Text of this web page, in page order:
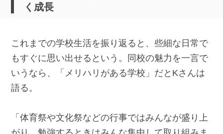
く成長
これまでの学校生活を振り返ると、些細な日常で
もすぐに思い出せるという。同校の魅力を一言で
いうなら、「メリハリがある学校」だとKさんは
語る。
「体育祭や文化祭などの行事ではみんなが盛り上